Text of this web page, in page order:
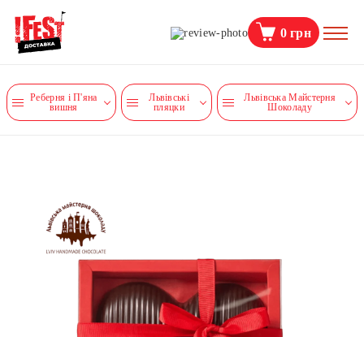
0грн
Реберня і П'яна
вишня
Львівські
пляцки
Львівська Майстерня
Шоколаду